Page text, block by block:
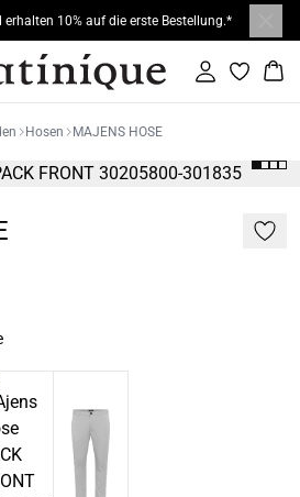
erhalten 10% auf die erste Bestellung.*
Einloggen
Hosen MAJENS HOSE